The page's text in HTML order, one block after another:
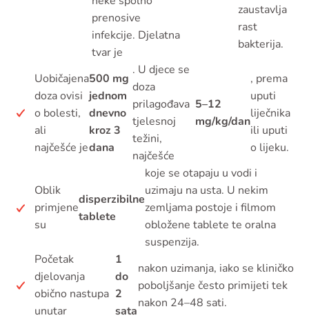
prenosive
infekcije. Djelatna
tvar je
zaustavlja
rast
bakterija.
Uobičajena
doza ovisi
o bolesti,
ali
najčešće je
500 mg
jednom
dnevno
kroz 3
dana
. U djece se
doza
prilagođava
tjelesnoj
težini,
najčešće
5–12
mg/kg/dan
, prema
uputi
liječnika
ili uputi
o lijeku.
Oblik
primjene
su
disperzibilne
tablete
koje se otapaju u vodi i
uzimaju na usta. U nekim
zemljama postoje i filmom
obložene tablete te oralna
suspenzija.
Početak
djelovanja
obično nastupa
unutar
1
do
2
sata
nakon uzimanja, iako se kliničko
poboljšanje često primijeti tek
nakon 24–48 sati.